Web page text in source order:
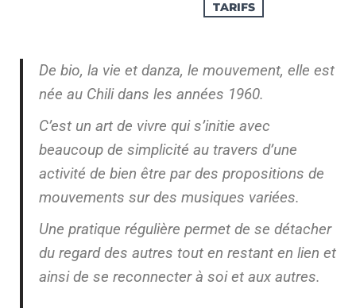
TARIFS
De bio, la vie et danza, le mouvement, elle est
née au Chili dans les années 1960.
C’est un art de vivre qui s’initie avec
beaucoup de simplicité au travers d’une
activité de bien être par des propositions de
mouvements sur des musiques variées.
Une pratique régulière permet de se détacher
du regard des autres tout en restant en lien et
ainsi de se reconnecter à soi et aux autres.